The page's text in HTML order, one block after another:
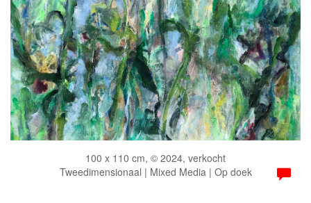
100 x 110 cm, © 2024, verkocht
Tweedimensionaal | Mixed Media | Op doek